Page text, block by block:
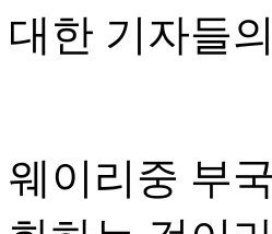
대한 기자들
웨이리중 부